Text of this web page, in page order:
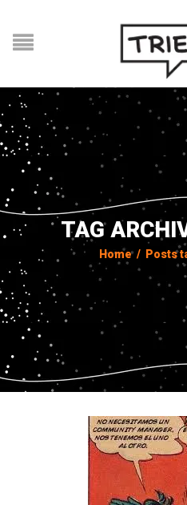
TAG
Home / Posts